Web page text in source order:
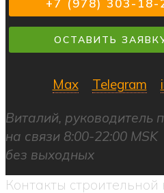
+7 (978) 303-18-
ОСТАВИТЬ
Max Telegram
Виталий, руководитель
на связи 8:00-22:00 MSK
без выходных
Контакты